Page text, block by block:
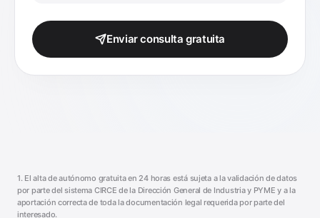
Enviar consulta gratuita
1. El alta de autónomo gratuita en 24 horas está sujeta a la validación de datos
por parte del sistema CIRCE de la Dirección General de Industria y PYME y a la
aportación correcta de toda la documentación legal requerida por parte del
interesado.